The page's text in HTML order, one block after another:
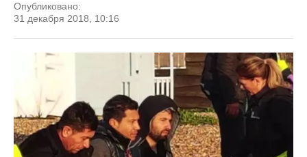
Опубликовано:
31 декабря 2018, 10:16